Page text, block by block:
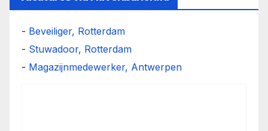
- Beveiliger, Rotterdam
- Stuwadoor, Rotterdam
- Magazijnmedewerker, Antwerpen